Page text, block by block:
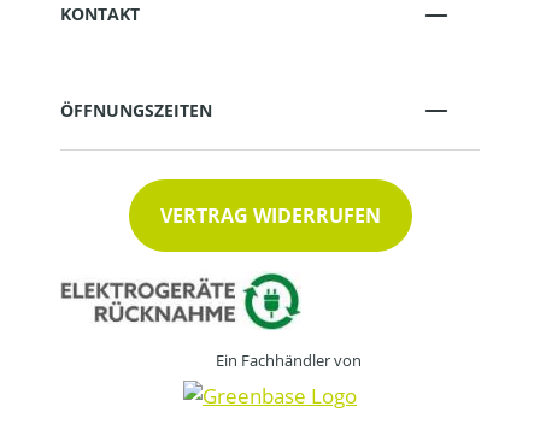
KONTAKT
ÖFFNUNGSZEITEN
VERTRAG WIDERRUFEN
Ein Fachhändler von